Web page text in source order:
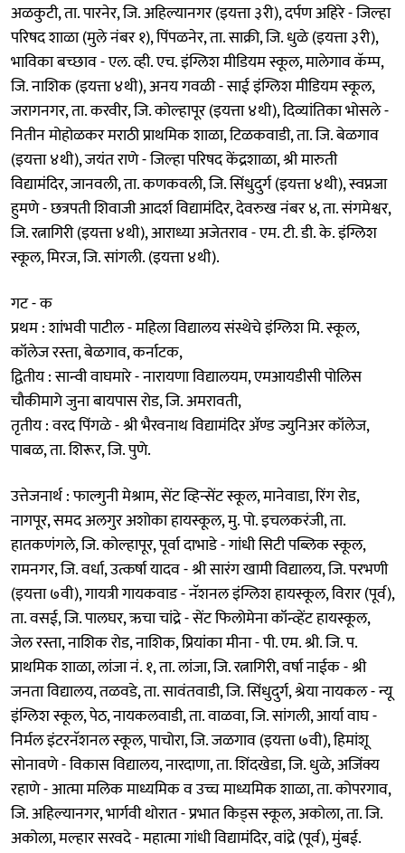
अळकुटी, ता. पारनेर, जि. अहिल्यानगर (इयत्ता ३री), दर्पण अहिरे - जिल्हा
परिषद शाळा (मुले नंबर १), पिंपळनेर, ता. साक्री, जि. धुळे (इयत्ता ३री),
भाविका बच्छाव - एल. व्ही. एच. इंग्लिश मीडियम स्कूल, मालेगाव कॅम्प,
जि. नाशिक (इयत्ता ४थी), अनय गवळी - साई इंग्लिश मीडियम स्कूल,
जरागनगर, ता. करवीर, जि. कोल्हापूर (इयत्ता ४थी), दिव्यांतिका भोसले -
नितीन मोहोळकर मराठी प्राथमिक शाळा, टिळकवाडी, ता. जि. बेळगाव
(इयत्ता ४थी), जयंत राणे - जिल्हा परिषद केंद्रशाळा, श्री मारुती
विद्यामंदिर, जानवली, ता. कणकवली, जि. सिंधुदुर्ग (इयत्ता ४थी), स्वप्नजा
हुमणे - छत्रपती शिवाजी आदर्श विद्यामंदिर, देवरुख नंबर ४, ता. संगमेश्वर,
जि. रत्नागिरी (इयत्ता ४थी), आराध्या अजेतराव - एम. टी. डी. के. इंग्लिश
स्कूल, मिरज, जि. सांगली. (इयत्ता ४थी).
गट - क
प्रथम : शांभवी पाटील - महिला विद्यालय संस्थेचे इंग्लिश मि. स्कूल,
कॉलेज रस्ता, बेळगाव, कर्नाटक,
द्वितीय : सान्वी वाघमारे - नारायणा विद्यालयम, एमआयडीसी पोलिस
चौकीमागे जुना बायपास रोड, जि. अमरावती,
तृतीय : वरद पिंगळे - श्री भैरवनाथ विद्यामंदिर ॲण्ड ज्युनिअर कॉलेज,
पाबळ, ता. शिरूर, जि. पुणे.
उत्तेजनार्थ : फाल्गुनी मेश्राम, सेंट व्हिन्सेंट स्कूल, मानेवाडा, रिंग रोड,
नागपूर, समद अलगुर अशोका हायस्कूल, मु. पो. इचलकरंजी, ता.
हातकणंगले, जि. कोल्हापूर, पूर्वा दाभाडे - गांधी सिटी पब्लिक स्कूल,
रामनगर, जि. वर्धा, उत्कर्षा यादव - श्री सारंग खामी वि‌द्यालय, जि. परभणी
(इयत्ता ७वी), गायत्री गायकवाड - नॅशनल इंग्लिश हायस्कूल, विरार (पूर्व),
ता. वसई, जि. पालघर, ऋचा चांद्रे - सेंट फिलोमेना कॉन्व्हेंट हायस्कूल,
जेल रस्ता, नाशिक रोड, नाशिक, प्रियांका मीना - पी. एम. श्री. जि. प.
प्राथमिक शाळा, लांजा नं. १, ता. लांजा, जि. रत्नागिरी, वर्षा नाईक - श्री
जनता विद्यालय, तळवडे, ता. सावंतवाडी, जि. सिंधुदुर्ग, श्रेया नायकल - न्यू
इंग्लिश स्कूल, पेठ, नायकलवाडी, ता. वाळवा, जि. सांगली, आर्या वाघ -
निर्मल इंटरनॅशनल स्कूल, पाचोरा, जि. जळगाव (इयत्ता ७वी), हिमांशू
सोनावणे - विकास विद्यालय, नारदाणा, ता. शिंदखेडा, जि. धुळे, अजिंक्य
रहाणे - आत्मा मलिक माध्यमिक व उच्च माध्यमिक शाळा, ता. कोपरगाव,
जि. अहिल्यानगर, भार्गवी थोरात - प्रभात किड्स स्कूल, अकोला, ता. जि.
अकोला, मल्हार सरवदे - महात्मा गांधी विद्यामंदिर, वांद्रे (पूर्व), मुंबई.